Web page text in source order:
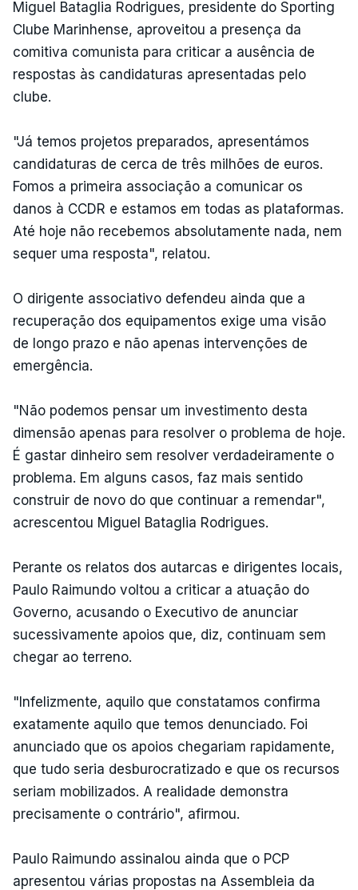
Miguel Bataglia Rodrigues, presidente do Sporting
Clube Marinhense, aproveitou a presença da
comitiva comunista para criticar a ausência de
respostas às candidaturas apresentadas pelo
clube.
"Já temos projetos preparados, apresentámos
candidaturas de cerca de três milhões de euros.
Fomos a primeira associação a comunicar os
danos à CCDR e estamos em todas as plataformas.
Até hoje não recebemos absolutamente nada, nem
sequer uma resposta", relatou.
O dirigente associativo defendeu ainda que a
recuperação dos equipamentos exige uma visão
de longo prazo e não apenas intervenções de
emergência.
"Não podemos pensar um investimento desta
dimensão apenas para resolver o problema de hoje.
É gastar dinheiro sem resolver verdadeiramente o
problema. Em alguns casos, faz mais sentido
construir de novo do que continuar a remendar",
acrescentou Miguel Bataglia Rodrigues.
Perante os relatos dos autarcas e dirigentes locais,
Paulo Raimundo voltou a criticar a atuação do
Governo, acusando o Executivo de anunciar
sucessivamente apoios que, diz, continuam sem
chegar ao terreno.
"Infelizmente, aquilo que constatamos confirma
exatamente aquilo que temos denunciado. Foi
anunciado que os apoios chegariam rapidamente,
que tudo seria desburocratizado e que os recursos
seriam mobilizados. A realidade demonstra
precisamente o contrário", afirmou.
Paulo Raimundo assinalou ainda que o PCP
apresentou várias propostas na Assembleia da